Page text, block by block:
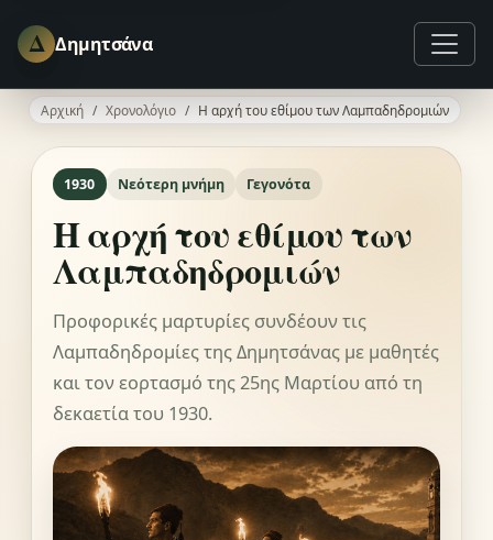
Δ Δημητσάνα
Αρχική Χρονολόγιο Η αρχή του εθίμου των Λαμπαδηδρομιών
1930 Νεότερη μνήμη Γεγονότα
Η αρχή του εθίμου των
Λαμπαδηδρομιών
Προφορικές μαρτυρίες συνδέουν τις
Λαμπαδηδρομίες της Δημητσάνας με μαθητές
και τον εορτασμό της 25ης Μαρτίου από τη
δεκαετία του 1930.